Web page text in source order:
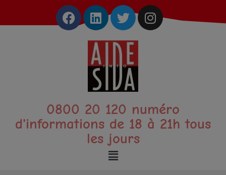
0800 20 120 numéro
d'informations de 18 à 21h tous
les jours